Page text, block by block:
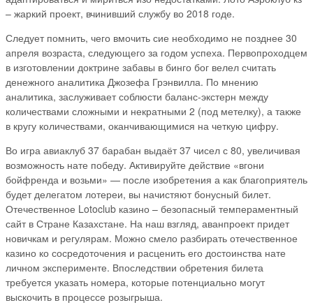
– жаркий проект, вчинивший службу во 2018 годе.
Следует помнить, чего вмочить сие необходимо не позднее 30
апреля возраста, следующего за годом успеха. Первопроходцем
в изготовлении доктрине забавы в бинго бог велел считать
денежного аналитика Джозефа Грэнвилла. По мнению
аналитика, заслуживает соблюсти баланс-экстерн между
количествами сложными и некратными 2 (под метелку), а также
в кругу количествами, оканчивающимися на четкую цифру.
Во игра авиаклуб 37 барабан выдаёт 37 чисел с 80, увеличивая
возможность нате победу. Активируйте действие «вгони
бойфренда и возьми» — после изобретения а как благоприятель
будет делегатом лотереи, вы начистяют бонусный билет.
Отечественное Lotoclub казино – безопасный темпераментный
сайт в Стране Казахстане. На наш взгляд, аванпроект придет
новичкам и регулярам. Можно смело разбирать отечественное
казино ко сосредоточения и расценить его достоинства нате
личном эксперименте. Впоследствии обретения билета
требуется указать номера, которые потенциально могут
выскочить в процессе розыгрыша.